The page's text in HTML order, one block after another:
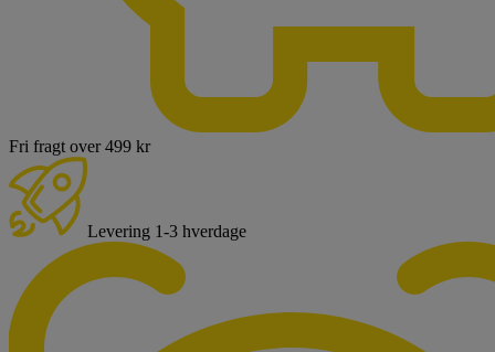
Fri fragt over 499 kr
Levering 1-3 hverdage